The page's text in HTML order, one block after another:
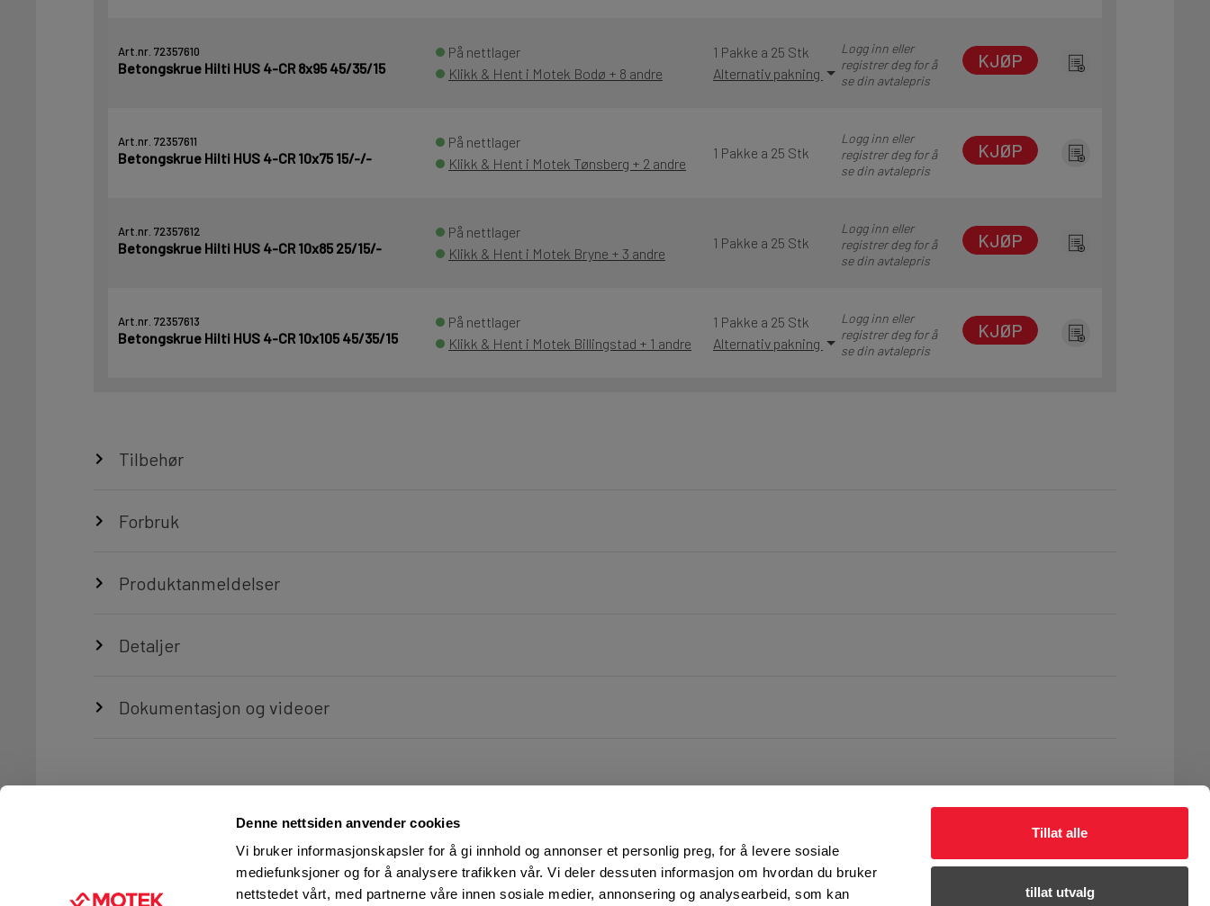
Denne nettsiden anvender cookies
Vi bruker informasjonskapsler for å gi innhold og annonser et personlig preg, for å levere sosiale
mediefunksjoner og for å analysere trafikken vår. Vi deler dessuten informasjon om hvordan du bruker
nettstedet vårt, med partnerne våre innen sosiale medier, annonsering og analysearbeid, som kan
Tillat alle
tillat utvalg
Art.nr. 72357610
Betongskrue Hilti HUS 4-CR 8x95 45/35/15
På nettlager
Klikk & Hent i Motek Bodø + 8 andre
1 Pakke a 25 Stk
Alternativ pakning
Logg inn eller
registrer deg for å
se din avtalepris
KJØP
Art.nr. 72357611
Betongskrue Hilti HUS 4-CR 10x75 15/-/-
På nettlager
Klikk & Hent i Motek Tønsberg + 2 andre
1 Pakke a 25 Stk
Logg inn eller
registrer deg for å
se din avtalepris
KJØP
Art.nr. 72357612
Betongskrue Hilti HUS 4-CR 10x85 25/15/-
På nettlager
Klikk & Hent i Motek Bryne + 3 andre
1 Pakke a 25 Stk
Logg inn eller
registrer deg for å
se din avtalepris
KJØP
Art.nr. 72357613
Betongskrue Hilti HUS 4-CR 10x105 45/35/15
På nettlager
Klikk & Hent i Motek Billingstad + 1 andre
1 Pakke a 25 Stk
Alternativ pakning
Logg inn eller
registrer deg for å
se din avtalepris
KJØP
Tilbehør
Forbruk
Produktanmeldelser
Detaljer
Dokumentasjon og videoer
TJENESTER FØLG OSS PÅ KUNDESERVICE: